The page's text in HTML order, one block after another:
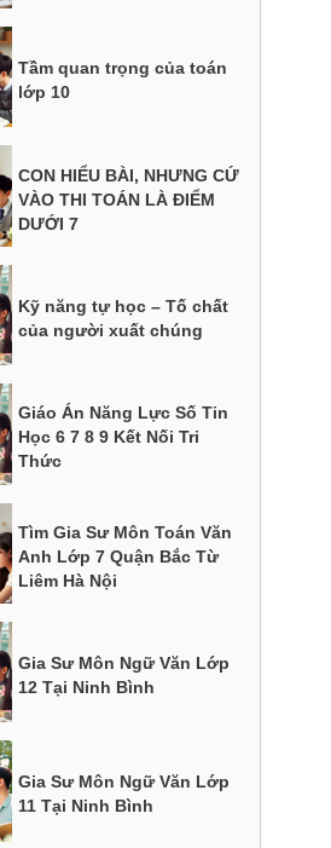
Tầm quan trọng của toán
lớp 10
CON HIỂU BÀI, NHƯNG CỨ
VÀO THI TOÁN LÀ ĐIỂM
DƯỚI 7
Kỹ năng tự học – Tố chất
của người xuất chúng
Giáo Án Năng Lực Số Tin
Học 6 7 8 9 Kết Nối Tri
Thức
Tìm Gia Sư Môn Toán Văn
Anh Lớp 7 Quận Bắc Từ
Liêm Hà Nội
Gia Sư Môn Ngữ Văn Lớp
12 Tại Ninh Bình
Gia Sư Môn Ngữ Văn Lớp
11 Tại Ninh Bình